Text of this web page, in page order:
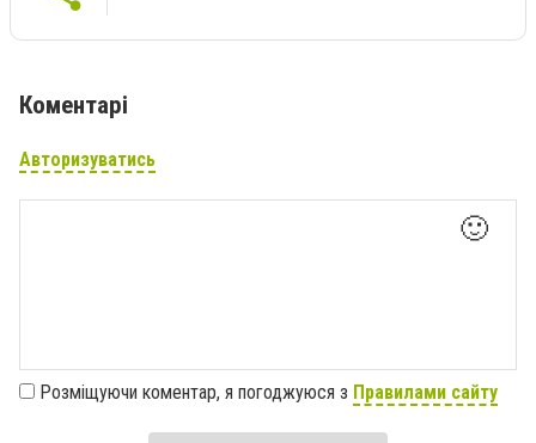
Коментарі
Авторизуватись
🙂
Розміщуючи коментар, я погоджуюся з Правилами сайту